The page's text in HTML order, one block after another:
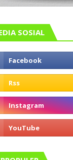
SOSIAL